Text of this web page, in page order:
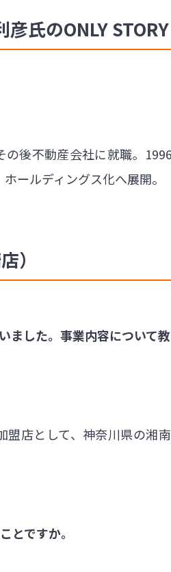
氏のONLY STORY
後不動産会社に就職。
ールディングス化へ展開。
）
した。事業内容について教
店として、神奈川県の湘
とですか。